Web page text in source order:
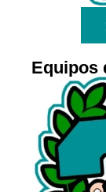
Equipos